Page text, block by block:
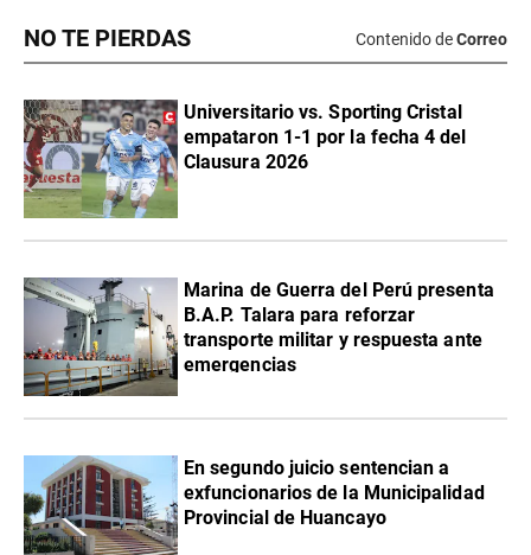
NO TE PIERDAS Contenido deCorreo
Universitario vs. Sporting Cristal
empataron 1-1 por la fecha 4 del
Clausura 2026
Marina de Guerra del Perú presenta
B.A.P. Talara para reforzar
transporte militar y respuesta ante
emergencias
En segundo juicio sentencian a
exfuncionarios de la Municipalidad
Provincial de Huancayo